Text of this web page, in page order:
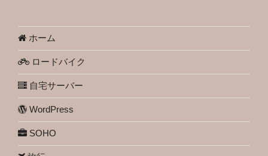
ホーム
ロードバイク
自宅サーバー
WordPress
SOHO